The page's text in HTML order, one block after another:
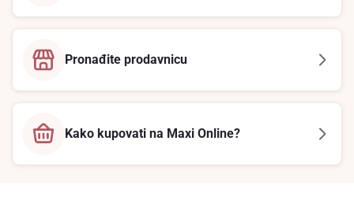
Pronađite prodavnicu
Kako kupovati na Maxi Online?